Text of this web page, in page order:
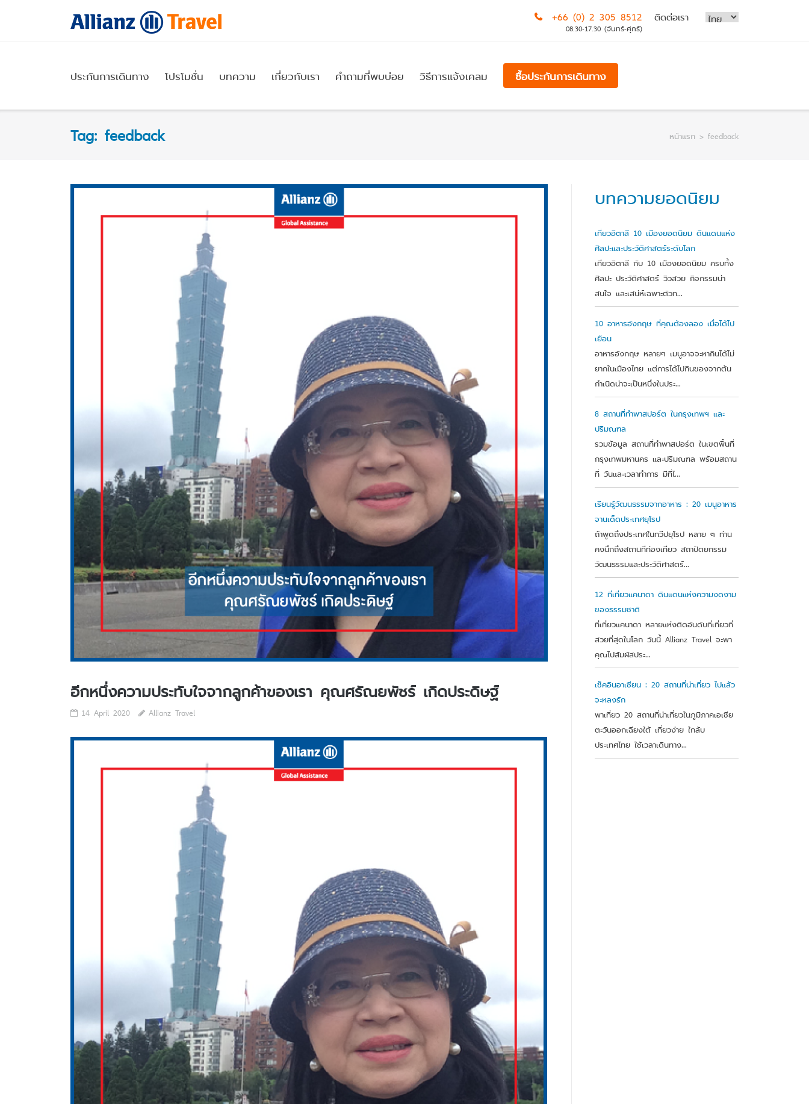
+66 (0) 2 305 8512
08.30-17.30 (จันทร์-ศุกร์)
ติดต่อเรา
ประกันการเดินทาง โปรโมชั่น บทความ เกี่ยวกับเรา คำถามที่พบบ่อย วิธีการแจ้งเคลม ซื้อประกันการเดินทาง
Tag: feedback หน้าแรก > feedback
อีกหนึ่งความประทับใจจากลูกค้าของเรา คุณศรัณยพัชร์ เกิดประดิษฐ์
14 April 2020 Allianz Travel
บทความยอดนิยม
เที่ยวอิตาลี 10 เมืองยอดนิยม ดินแดนแห่ง
ศิลปะและประวัติศาสตร์ระดับโลก
เที่ยวอิตาลี กับ 10 เมืองยอดนิยม ครบทั้ง
ศิลปะ ประวัติศาสตร์ วิวสวย กิจกรรมน่า
สนใจ และเสน่ห์เฉพาะตัวท...
10 อาหารอังกฤษ ที่คุณต้องลอง เมื่อได้ไป
เยือน
อาหารอังกฤษ หลายๆ เมนูอาจจะหากินได้ไม่
ยากในเมืองไทย แต่การได้ไปกินของจากต้น
กำเนิดน่าจะเป็นหนึ่งในประ...
8 สถานที่ทำพาสปอร์ต ในกรุงเทพฯ และ
ปริมณฑล
รวมข้อมูล สถานที่ทำพาสปอร์ต ในเขตพื้นที่
กรุงเทพมหานคร และปริมณฑล พร้อมสถาน
ที่ วันและเวลาทำการ มีที่ไ...
เรียนรู้วัฒนธรรมจากอาหาร : 20 เมนูอาหาร
จานเด็ดประเทศยุโรป
ถ้าพูดถึงประเทศในทวีปยุโรป หลาย ๆ ท่าน
คงนึกถึงสถานที่ท่องเที่ยว สถาปัตยกรรม
วัฒนธรรมและประวัติศาสตร์...
12 ที่เที่ยวแคนาดา ดินแดนแห่งความงดงาม
ของธรรมชาติ
ที่เที่ยวแคนาดา หลายแห่งติดอันดับที่เที่ยวที่
สวยที่สุดในโลก วันนี้ Allianz Travel จะพา
คุณไปสัมผัสประ...
เช็คอินอาเซียน : 20 สถานที่น่าเที่ยว ไปแล้ว
จะหลงรัก
พาเที่ยว 20 สถานที่น่าเที่ยวในภูมิภาคเอเชีย
ตะวันออกเฉียงใต้ เที่ยวง่าย ใกล้บ
ประเทศไทย ใช้เวลาเดินทาง...